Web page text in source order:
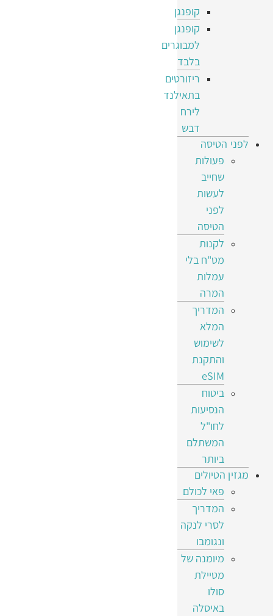
קופנגן
קופנגן
למבוגרים
בלבד
ריזורטים
בתאילנד
לירח
דבש
לפני הטיסה
פעולות
שחייב
לעשות
לפני
הטיסה
לקנות
מט"ח בלי
עמלות
המרה
המדריך
המלא
לשימוש
והתקנת
eSIM
ביטוח
הנסיעות
לחו"ל
המשתלם
ביותר
מגזין הטיולים
פאי לכולם
המדריך
לסרי לנקה
ונגומבו
מיומנה של
מטיילת
סולו
באיסלה